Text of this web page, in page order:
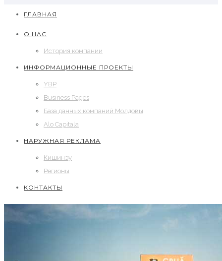
ГЛАВНАЯ
О НАС
История компании
ИНФОРМАЦИОННЫЕ ПРОЕКТЫ
YBP
Business Pages
База данных компаний Молдовы
Alo Capitala
НАРУЖНАЯ РЕКЛАМА
Кишинэу
Регионы
КОНТАКТЫ